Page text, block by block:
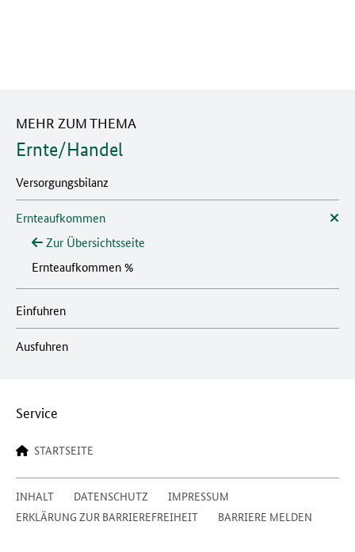
MEHR ZUM THEMA
Ernte/Handel
Versorgungsbilanz
Ernteaufkommen
Zur Übersichtsseite
Ernteaufkommen %
Einfuhren
Ausfuhren
Service
STARTSEITE
INHALT DATENSCHUTZ
IMPRESSUM
ERKLÄRUNG ZUR BARRIEREFREIHEIT
BARRIERE MELDEN